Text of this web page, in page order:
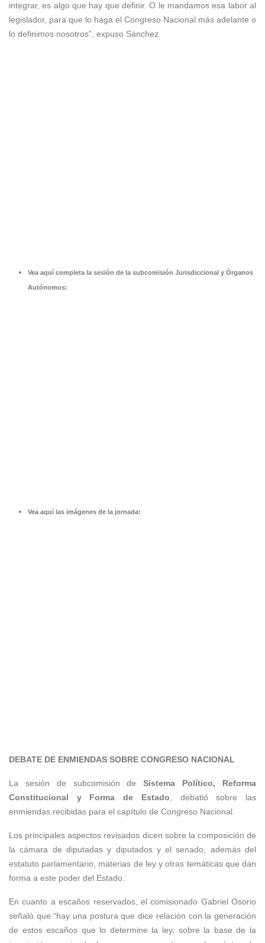
integrar, es algo que hay que definir. O le mandamos esa labor al
legislador, para que lo haga el Congreso Nacional más adelante o
lo definimos nosotros”, expuso Sánchez.
Vea aquí completa la sesión de la subcomisión Jurisdiccional y Órganos
Autónomos:
Vea aquí las imágenes de la jornada:
DEBATE DE ENMIENDAS SOBRE CONGRESO NACIONAL
La sesión de subcomisión deSistema Político, Reforma
Constitucional y Forma de Estado, debatió sobre las
enmiendas recibidas para el capítulo de Congreso Nacional.
Los principales aspectos revisados dicen sobre la composición de
la cámara de diputadas y diputados y el senado, además del
estatuto parlamentario, materias de ley y otras temáticas que dan
forma a este poder del Estado.
En cuanto a escaños reservados, el comisionado Gabriel Osorio
señaló que “hay una postura que dice relación con la generación
de estos escaños que lo determine la ley, sobre la base de la